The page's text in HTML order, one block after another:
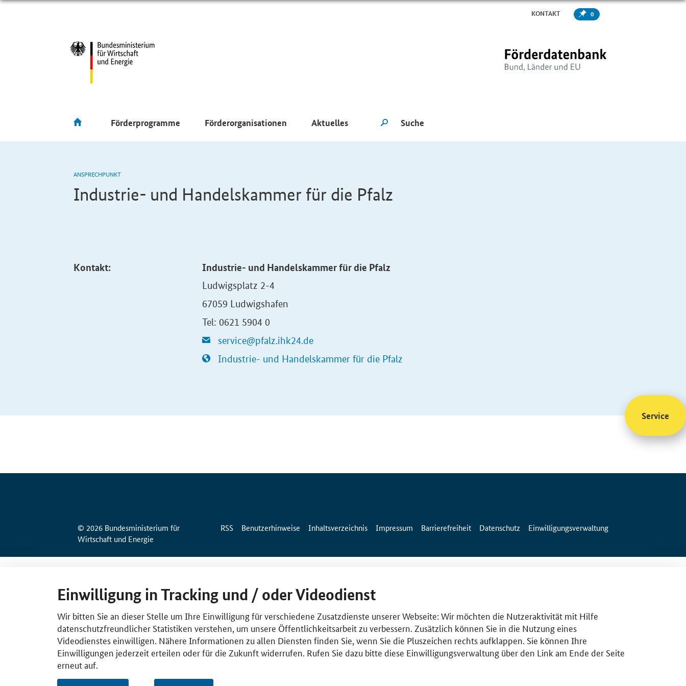
KONTAKT 0
Förderprogramme Förderorganisationen Aktuelles
ANSPRECHPUNKT
Industrie- und Handelskammer für die Pfalz
Kontakt: Industrie- und Handelskammer für die Pfalz
Ludwigsplatz 2-4
67059 Ludwigshafen
Tel: 0621 5904 0
service@pfalz.ihk24.de
Industrie- und Handelskammer für die Pfalz
Service
© 2026 Bundesministerium für
Wirtschaft und Energie
RSS Benutzerhinweise Inhaltsverzeichnis Impressum Barrierefreiheit Datenschutz Einwilligungsverwaltung
Einwilligung in Tracking und / oder Videodienst
Wir bitten Sie an dieser Stelle um Ihre Einwilligung für verschiedene Zusatzdienste unserer Webseite: Wir möchten die Nutzeraktivität mit Hilfe
datenschutzfreundlicher Statistiken verstehen, um unsere Öffentlichkeitsarbeit zu verbessern. Zusätzlich können Sie in die Nutzung eines
Videodienstes einwilligen. Nähere Informationen zu allen Diensten finden Sie, wenn Sie die Pluszeichen rechts aufklappen. Sie können Ihre
Einwilligungen jederzeit erteilen oder für die Zukunft widerrufen. Rufen Sie dazu bitte diese Einwilligungsverwaltung über den Link am Ende der Seite
erneut auf.